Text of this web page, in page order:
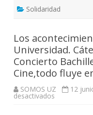
Solidaridad
Los
Universidad.
Concierto
Cine,todo fluye
SOMOS UZ 12
desactivados